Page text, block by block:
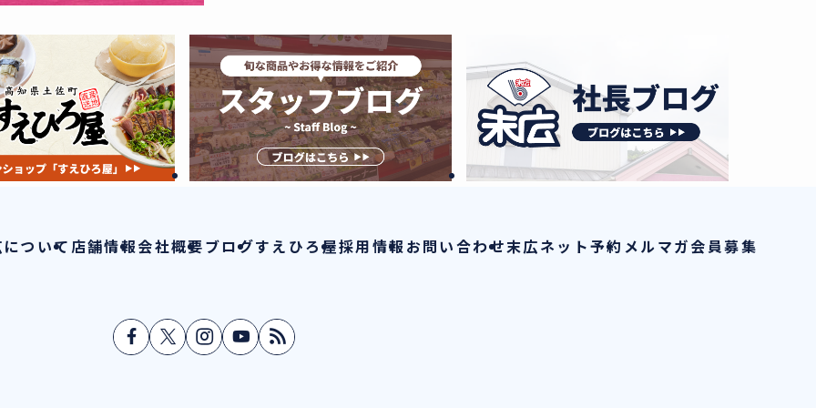
ついて 店舗情報会社概要ブログすえひろ屋採用情報お問い合わせ末広ネット予約 メルマガ会員募集